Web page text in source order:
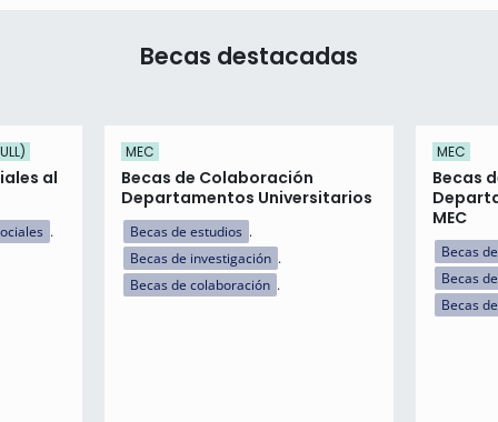
Becas destacadas
al
MEC
Becas de Colaboración
Departamentos Universitarios
Becas de estudios
Becas de investigación
Becas de colaboración
MEC
Becas
MEC
Becas
Becas
Becas